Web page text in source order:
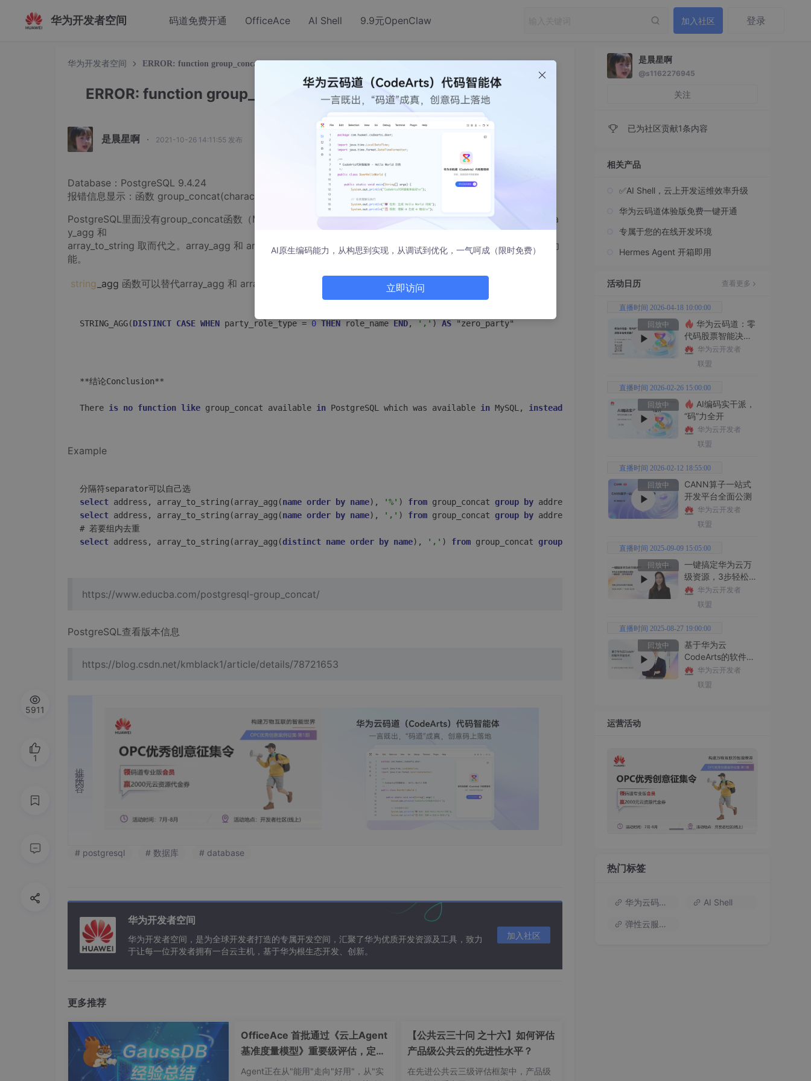
华为开发者空间 码道免费开通 OfficeAce AI Shell 9.9元OpenClaw 加入社区 登录
华为开发者空间 ERROR: function group_concat(character varying) does not exist
ERROR: function group_concat(character varying) does not exist
是晨星啊 · 2021-10-26 14:11:55 发布
Database：PostgreSQL 9.4.24
报错信息显示：函数 group_concat(character varying) 不存在，通过查资料发现。
PostgreSQL里面没有group_concat函数（MySQL里面有—），为了使用group_concat这一功能，我们可以用arra
y_agg 和
array_to_string 取而代之。array_agg 和 array_to_string同样可以用于其他数据库，用于达到group_concat这一功
能。
string _agg 函数可以替代array_agg 和 array_to_string的组合。
STRING_AGG(DISTINCT CASE WHEN party_role_type = 0 THEN role_name END, ',' ) AS
**结论Conclusion**
There is no function like group_concat available in PostgreSQL which was available in MySQL, instead this function we are using array_agg
Example
select address, array_to_string(array_agg(name order by name), '%' ) from group_concat group by
select address, array_to_string(array_agg(name order by name), ',' ) from group_concat group by address;
select address, array_to_string(array_agg(distinct name order by name), ',' ) from group_concat group
https://www.educba.com/postgresql-group_concat/
PostgreSQL查看版本信息
https://blog.csdn.net/kmblack1/article/details/78721653
推荐内容
# postgresql # 数据库 # database
华为开发者空间
华为开发者空间，是为全球开发者打造的专属开发空间，汇聚了华为优质开发资源及工具，致力
于让每一位开发者拥有一台云主机，基于华为根生态开发、创新。
加入社区
更多推荐
OfficeAce 首批通过《云上Agent
基准度量模型》重要级评估，定义
智能体可信新标杆
Agent正在从"能用"走向"好用"，从"实
【公共云三十问 之十六】如何评估
产品级公共云的先进性水平？
在先进公共云三级评估框架中，产品级
5911
1
是晨星啊
@s1162276945
关注
已为社区贡献1条内容
相关产品
✅AI Shell，云上开发运维效率升级
华为云码道体验版免费一键开通
专属于您的在线开发环境
Hermes Agent 开箱即用
活动日历 查看更多
直播时间 2026-04-18 10:00:00
回放中
代码股票智能决策
平台全功能实战
华为云开发者
联盟
直播时间 2026-02-26 15:00:00
回放中
“码”力全开
华为云开发者
联盟
直播时间 2026-02-12 18:55:00
回放中
CANN算子一站式
开发平台全面公测
华为云开发者
联盟
直播时间 2025-09-09 15:05:00
回放中
一键搞定华为云万
级资源，3步轻松管
理企业成本
华为云开发者
联盟
直播时间 2025-08-27 19:00:00
回放中
基于华为云
CodeArts的软件开
发技术华为云开发者
联盟
运营活动
热门标签
华为云码道（Codearts） AI Shell
弹性云服务器
AI原生编码能力，从构思到实现，从调试到优化，一气呵成（限时免费）
立即访问